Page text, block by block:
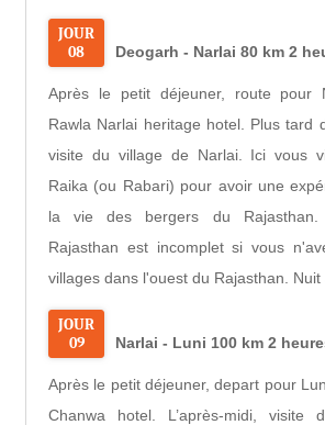
JOUR
08
Deogarh - Narlai 80 km 2
Après le petit déjeuner, route pour
Rawla Narlai heritage hotel. Plus tard
visite du village de Narlai. Ici vous
Raika (ou Rabari) pour avoir une
la vie des bergers du
Rajasthan est incomplet si vous
villages dans l'ouest du Rajasthan. Nuit
JOUR
09
Narlai - Luni 100 km 2
Après le petit déjeuner, depart pour
Chanwa hotel. L’après-midi, visite